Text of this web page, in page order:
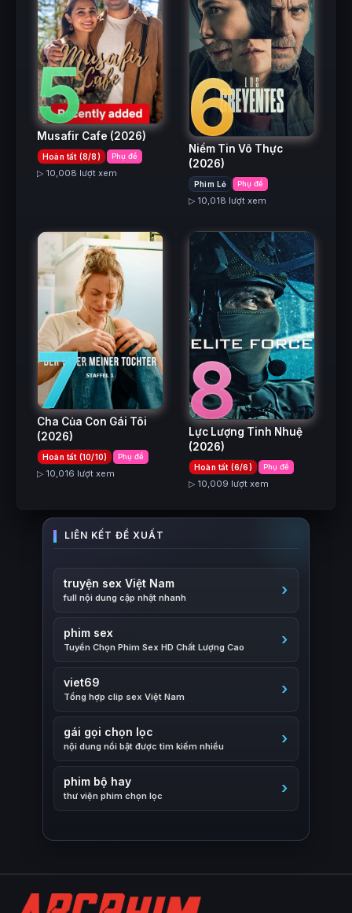
5
Musafir Cafe (2026)
Hoàn tất (8/8) Phụ đề
▷ 10,008 lượt xem
6
Niềm Tin Vô Thực
(2026)
Phim Lẻ Phụ đề
▷ 10,018 lượt xem
7
Cha Của Con Gái Tôi
(2026)
Hoàn tất (10/10) Phụ đề
▷ 10,016 lượt xem
8
Lực Lượng Tinh Nhuệ
(2026)
Hoàn tất (6/6) Phụ đề
▷ 10,009 lượt xem
truyện sex Việt Nam
full nội dung cập nhật nhanh
phim sex
Tuyển Chọn Phim Sex HD Chất Lượng Cao
viet69
Tổng hợp clip sex Việt Nam
gái gọi chọn lọc
nội dung nổi bật được tìm kiếm nhiều
phim bộ hay
thư viện phim chọn lọc